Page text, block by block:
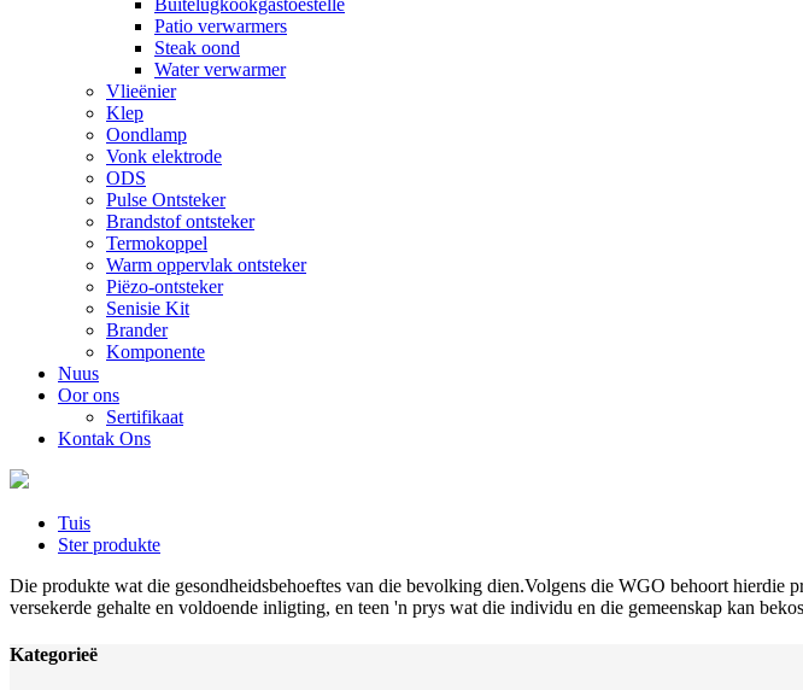
Buitelugkookgastoestelle
Patio verwarmers
Steak oond
Water verwarmer
Vlieënier
Klep
Oondlamp
Vonk elektrode
ODS
Pulse Ontsteker
Brandstof ontsteker
Termokoppel
Warm oppervlak ontsteker
Piëzo-ontsteker
Senisie Kit
Brander
Komponente
Nuus
Oor ons
Sertifikaat
Kontak Ons
Tuis
Ster produkte
Die produkte wat die gesondheidsbehoeftes van die bevolking dien.Volgens die WGO behoort hierdie
versekerde gehalte en voldoende inligting, en teen 'n prys wat die individu en die gemeenskap kan
Kategorieë